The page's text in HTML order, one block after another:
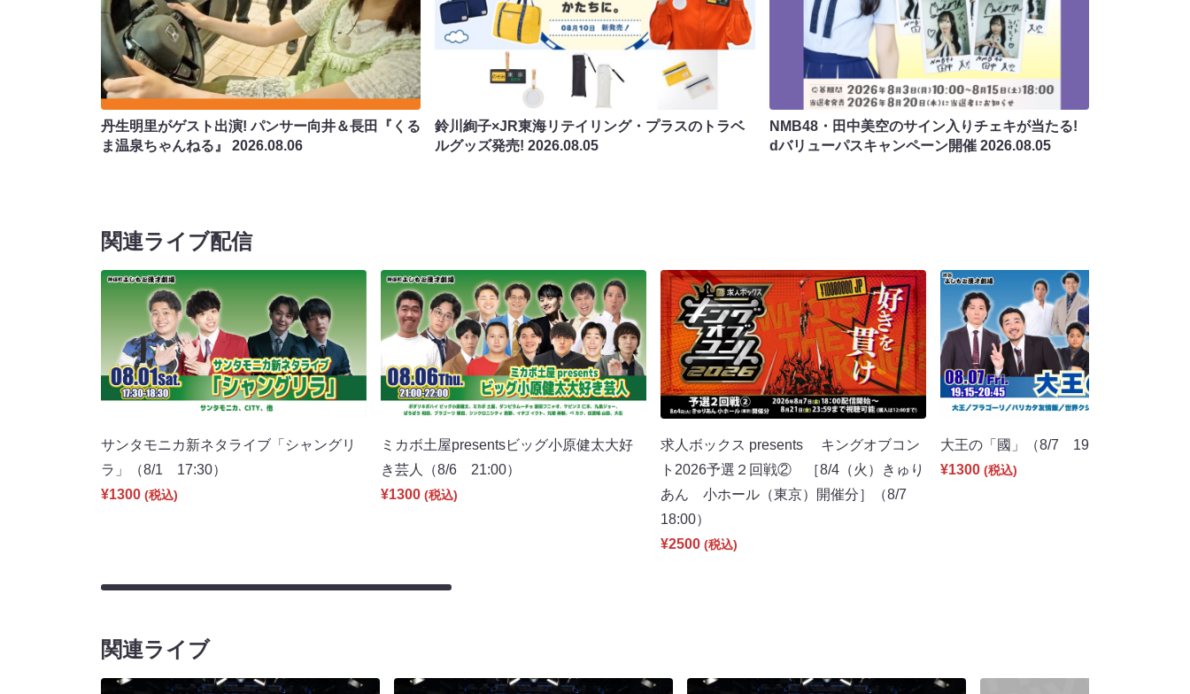
丹生明里がゲスト出演! パンサー向井＆長田『くる
ま温泉ちゃんねる』 2026.08.06
鈴川絢子×JR東海リテイリング・プラスのトラベ
ルグッズ発売!2026.08.05
NMB48・田中美空のサイン入りチェキが当たる!
dバリューパスキャンペーン開催 2026.08.05
関連ライブ配信
サンタモニカ新ネタライブ「シャングリ
ラ」（8/1 17:30）
¥1300 (税込)
ミカボ土屋presentsビッグ小原健太大好
き芸人（8/6 21:00）
¥1300 (税込)
求人ボックス presents キングオブコン
ト2026予選２回戦② ［8/4（火）きゅり
あん 小ホール（東京）開催分］（8/7
18:00）
¥2500 (税込)
大王の「國」（8/7 19:15）
¥1300 (税込)
関連ライブ